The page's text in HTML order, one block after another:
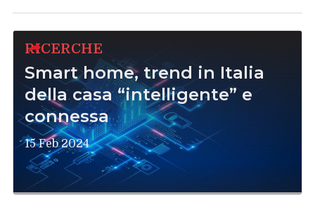
RICERCHE
Smart home, trend in Italia
della casa “intelligente” e
connessa
15 Feb 2024